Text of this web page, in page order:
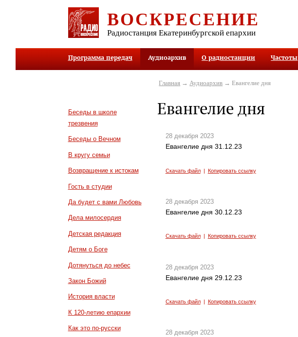
ВОСКРЕСЕНИЕ
Радиостанция Екатеринбургской епархии
Программа передач Аудиоархив О радиостанции Частоты
Беседы в школе
трезвения
Беседы о Вечном
В кругу семьи
Возвращение к истокам
Гость в студии
Да будет с вами Любовь
Дела милосердия
Детская редакция
Детям о Боге
Дотянуться до небес
Закон Божий
История власти
К 120-летию епархии
Как это по-русски
Главная → Аудиоархив → Евангелие дня
Евангелие дня
28 декабря 2023
Евангелие дня 31.12.23
Скачать файл| Копировать ссылку
28 декабря 2023
Евангелие дня 30.12.23
Скачать файл| Копировать ссылку
28 декабря 2023
Евангелие дня 29.12.23
Скачать файл| Копировать ссылку
28 декабря 2023